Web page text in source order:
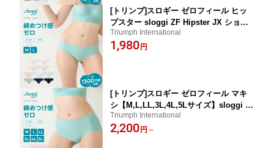
[トリンプ]スロギー ゼロフィール ヒッ
プスター sloggi ZF Hipster JX ショー
ツ ひびきにくい シームレス 無縫製 レ
ディース 下着
Triumph International
1,980円
[トリンプ]スロギー ゼロフィール マキ
シ【M,L,LL,3L,4L,5Lサイズ】sloggi Z
F Maxi JX ショーツ ハイウエスト ひび
きにくい レディース 下着 大きいサイズ
Triumph International
2,200円 ～